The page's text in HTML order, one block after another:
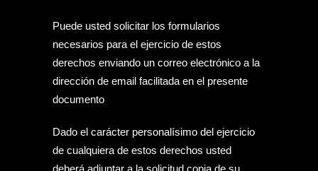
Puede usted solicitar los formularios
necesarios para el ejercicio de estos
derechos enviando un correo electrónico a la
dirección de email facilitada en el presente
documento
Dado el carácter personalísimo del ejercicio
de cualquiera de estos derechos usted
deberá adjuntar a la solicitud copia de su